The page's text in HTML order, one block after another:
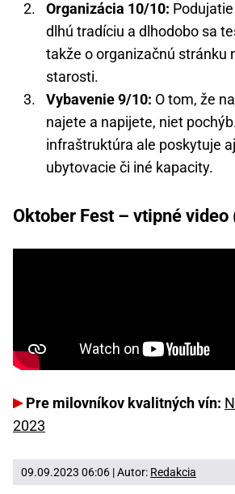
Organizácia 10/10:
dlhú tradíciu a dlhodobo sa
takže o organizačnú stránku
starosti.
Vybavenie 9/10: O tom, že
najete a napijete, niet
infraštruktúra ale poskytuje
ubytovacie či iné kapacity.
Oktober Fest – vtipné video
Pre milovníkov kvalitných vín:
2023
09.09.2023 06:06 | Autor: Redakcia